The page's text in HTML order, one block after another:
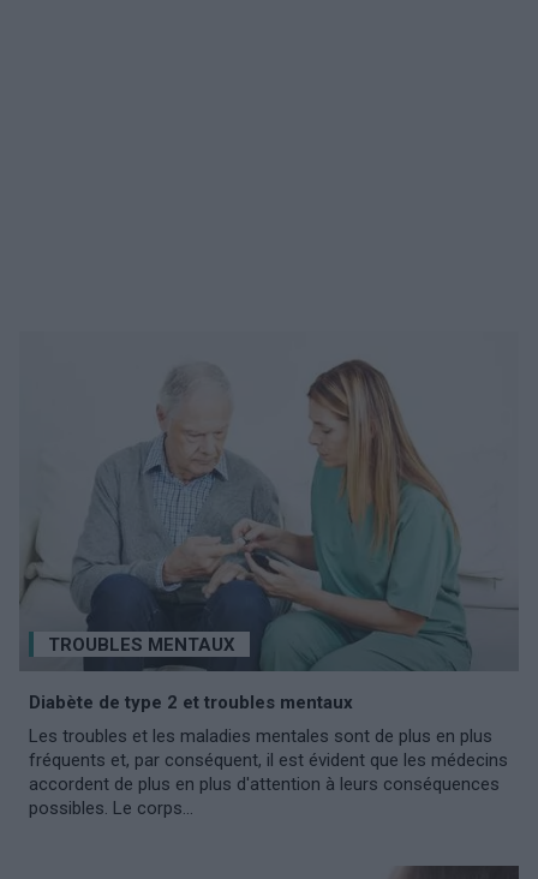
TROUBLES MENTAUX
Diabète de type 2 et troubles mentaux
Les troubles et les maladies mentales sont de plus en plus
fréquents et, par conséquent, il est évident que les médecins
accordent de plus en plus d'attention à leurs conséquences
possibles. Le corps...